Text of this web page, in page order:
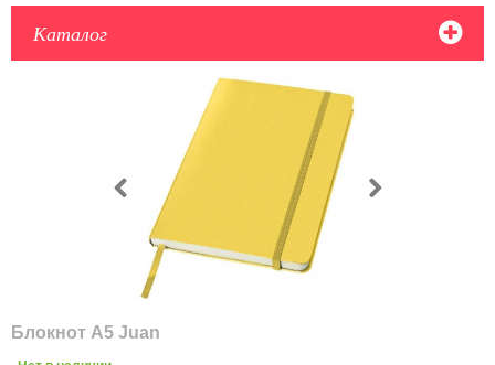
Каталог
Блокнот А5 Juan